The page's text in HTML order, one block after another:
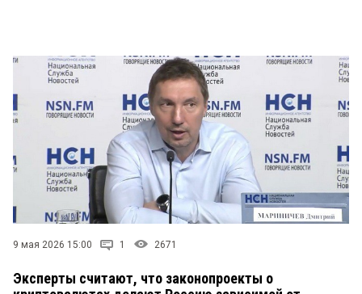
9 мая 2026 15:00 1 2671
Эксперты считают, что законопроекты о